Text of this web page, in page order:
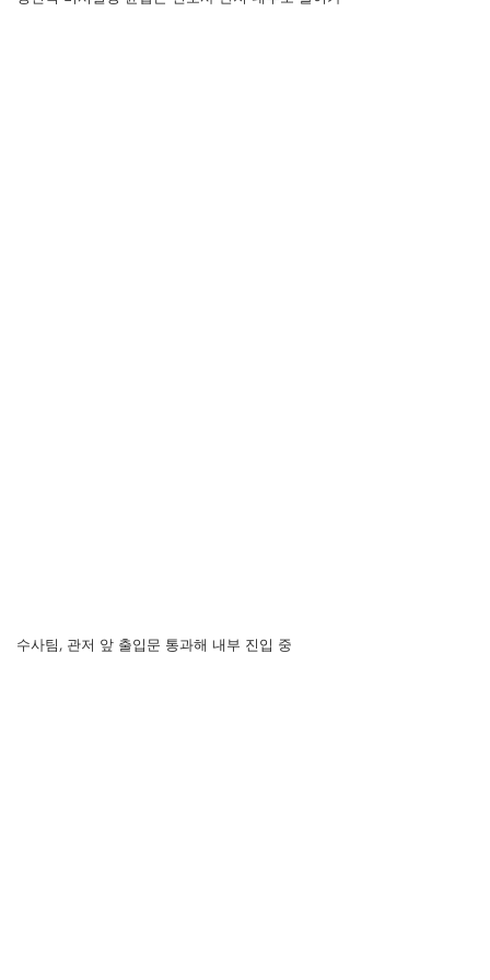
수사팀, 관저 앞 출입문 통과해 내부 진입 중